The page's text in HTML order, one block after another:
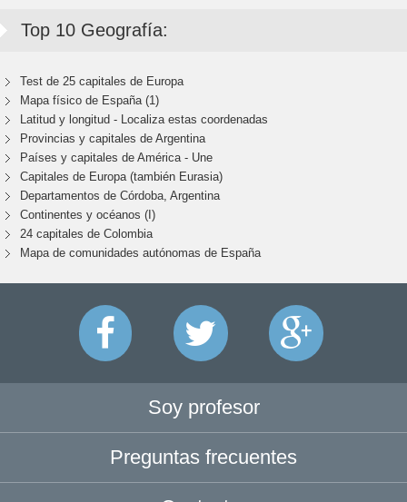
Top 10 Geografía:
Test de 25 capitales de Europa
Mapa físico de España (1)
Latitud y longitud - Localiza estas coordenadas
Provincias y capitales de Argentina
Países y capitales de América - Une
Capitales de Europa (también Eurasia)
Departamentos de Córdoba, Argentina
Continentes y océanos (I)
24 capitales de Colombia
Mapa de comunidades autónomas de España
Soy profesor
Preguntas frecuentes